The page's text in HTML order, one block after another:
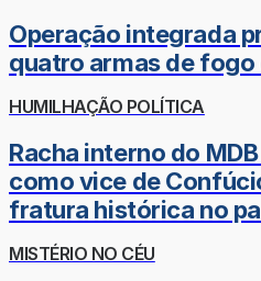
Operação integrada
quatro armas de fogo
HUMILHAÇÃO POLÍTICA
Racha interno do
como vice de
fratura histórica no
MISTÉRIO NO CÉU